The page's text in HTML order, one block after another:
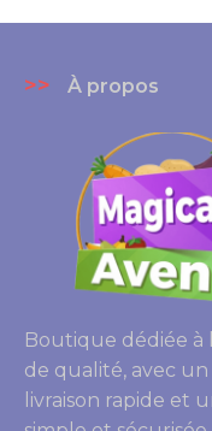
>> À propos
Boutique dédiée à
de qualité, avec
livraison rapide et